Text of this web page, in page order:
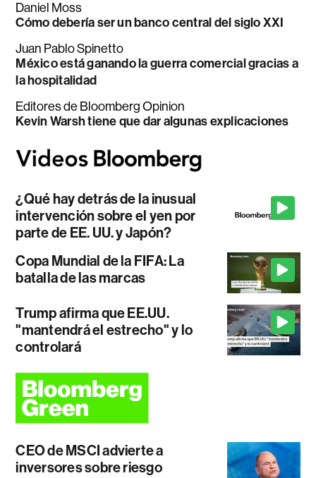
Daniel Moss
Cómo debería ser un banco central del siglo XXI
Juan Pablo Spinetto
México está ganando la guerra comercial gracias a
la hospitalidad
Editores de Bloomberg Opinion
Kevin Warsh tiene que dar algunas explicaciones
¿Qué hay detrás de la inusual
intervención sobre el yen por
parte de EE. UU. y Japón?
Copa Mundial de la FIFA: La
batalla de las marcas
Trump afirma que EE.UU.
"mantendrá el estrecho" y lo
controlará
CEO de MSCI advierte a
inversores sobre riesgo